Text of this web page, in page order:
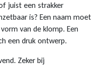
juist een strakker
is? Een naam moet
van de klomp. Een
een druk ontwerp.
Zeker bij